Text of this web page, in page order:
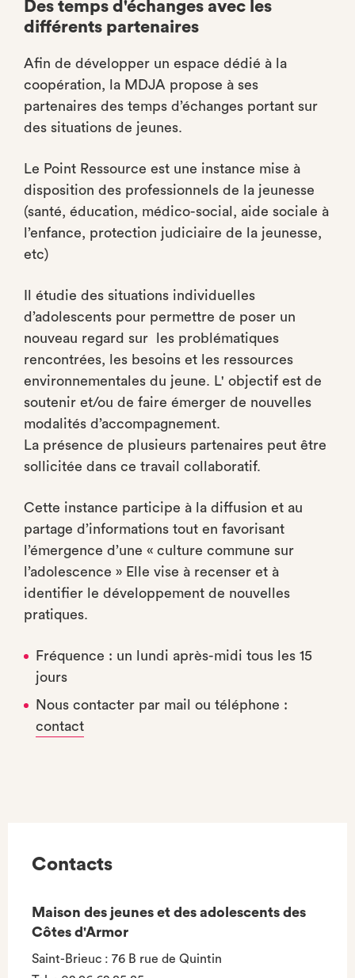
Des temps d'échanges avec les
différents partenaires
Afin de développer un espace dédié à la
coopération, la MDJA propose à ses
partenaires des temps d’échanges portant sur
des situations de jeunes.
Le Point Ressource est une instance mise à
disposition des professionnels de la jeunesse
(santé, éducation, médico-social, aide sociale à
l’enfance, protection judiciaire de la jeunesse,
etc)
Il étudie des situations individuelles
d’adolescents pour permettre de poser un
nouveau regard sur les problématiques
rencontrées, les besoins et les ressources
environnementales du jeune. L' objectif est de
soutenir et/ou de faire émerger de nouvelles
modalités d’accompagnement.
La présence de plusieurs partenaires peut être
sollicitée dans ce travail collaboratif.
Cette instance participe à la diffusion et au
partage d’informations tout en favorisant
l’émergence d’une « culture commune sur
l’adolescence » Elle vise à recenser et à
identifier le développement de nouvelles
pratiques.
Fréquence : un lundi après-midi tous les 15
jours
Nous contacter par mail ou téléphone :
contact
Contacts
Maison des jeunes et des adolescents des
Côtes d'Armor
Saint-Brieuc : 76 B rue de Quintin